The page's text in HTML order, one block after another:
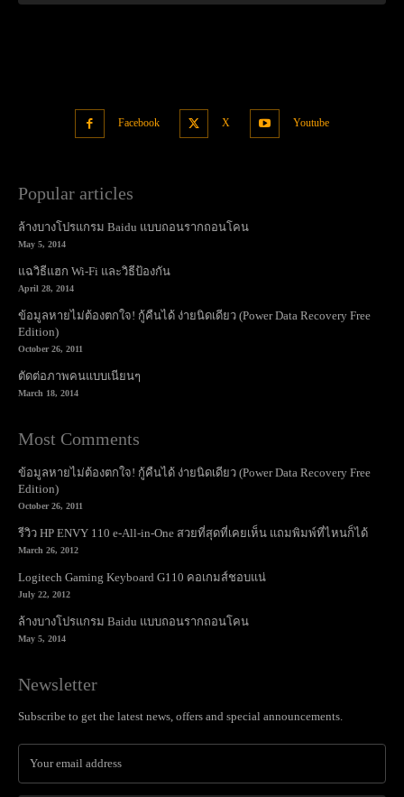
Facebook X Youtube
Popular articles
ล้างบางโปรแกรม Baidu แบบถอนรากถอนโคน
May 5, 2014
แฉวิธีแฮก Wi-Fi และวิธีป้องกัน
April 28, 2014
ข้อมูลหายไม่ต้องตกใจ! กู้คืนได้ ง่ายนิดเดียว (Power Data Recovery Free
Edition)
October 26, 2011
ตัดต่อภาพคนแบบเนียนๆ
March 18, 2014
Most Comments
ข้อมูลหายไม่ต้องตกใจ! กู้คืนได้ ง่ายนิดเดียว (Power Data Recovery Free
Edition)
October 26, 2011
รีวิว HP ENVY 110 e-All-in-One สวยที่สุดที่เคยเห็น แถมพิมพ์ที่ไหนก็ได้
March 26, 2012
Logitech Gaming Keyboard G110 คอเกมส์ชอบแน่
July 22, 2012
ล้างบางโปรแกรม Baidu แบบถอนรากถอนโคน
May 5, 2014
Newsletter
Subscribe to get the latest news, offers and special announcements.